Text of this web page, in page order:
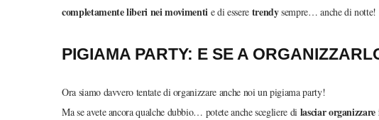
completamente liberi nei movimenti e di essere trendysempre… anche di notte!
PIGIAMA PARTY: E SE A
Ora siamo davvero tentate di organizzare anche noi un pigiama party!
Ma se avete ancora qualche dubbio… potete anche scegliere di lasciar